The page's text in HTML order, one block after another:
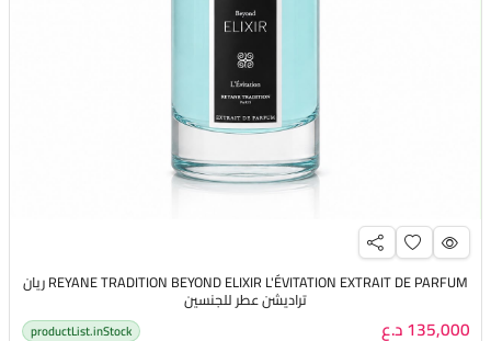
REYANE TRADITION BEYOND ELIXIR L'ÉVITATION EXTRAIT DE PARFUM ريان
تراديشن عطر للجنسين
135,000 د.ع productList.inStock